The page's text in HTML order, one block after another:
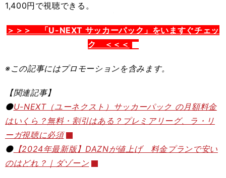
1,400円で視聴できる。
＞＞＞ 「U-NEXT サッカーパック」をいますぐチェッ
ク ＜＜＜
※この記事にはプロモーションを含みます。
【関連記事】
⚫️U-NEXT（ユーネクスト）サッカーパック の月額料金
はいくら？無料・割引はある？プレミアリーグ、ラ・リ
ーガ視聴に必須
⚫️【2024年最新版】DAZNが値上げ 料金プランで安い
のはどれ？｜ダゾーン